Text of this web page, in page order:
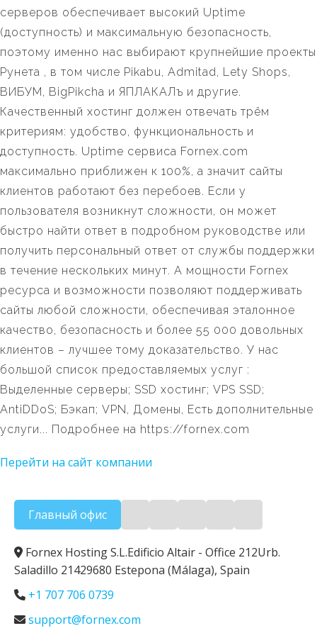
серверов обеспечивает высокий Uptime
(доступность) и максимальную безопасность,
поэтому именно нас выбирают крупнейшие проекты
Рунета , в том числе Pikabu, Admitad, Lety Shops,
ВИБУМ, BigPikcha и ЯПЛАКАЛъ и другие.
Качественный хостинг должен отвечать трём
критериям: удобство, функциональность и
доступность. Uptime сервиса Fornex.com
максимально приближен к 100%, а значит сайты
клиентов работают без перебоев. Если у
пользователя возникнут сложности, он может
быстро найти ответ в подробном руководстве или
получить персональный ответ от службы поддержки
в течение нескольких минут. А мощности Fornex
ресурса и возможности позволяют поддерживать
сайты любой сложности, обеспечивая эталонное
качество, безопасность и более 55 000 довольных
клиентов – лучшее тому доказательство. У нас
большой список предоставляемых услуг :
Выделенные серверы; SSD хостинг; VPS SSD;
AntiDDoS; Бэкап; VPN, Домены, Есть дополнительные
услуги... Подробнее на https://fornex.com
Перейти на сайт компании
Главный офис
Fornex Hosting S.L.Edificio Altair - Office 212Urb.
Saladillo 21429680 Estepona (Málaga), Spain
+1 707 706 0739
support@fornex.com